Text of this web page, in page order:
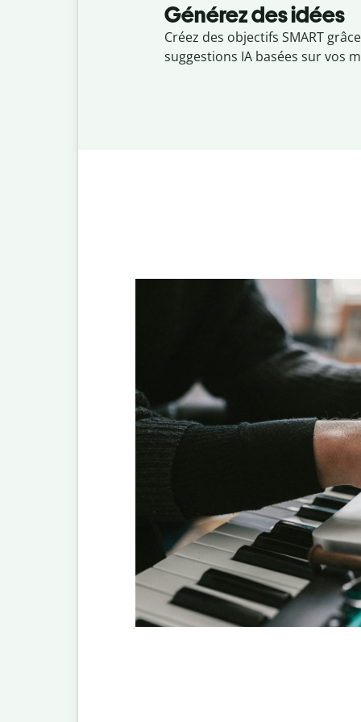
Générez des idées
Créez des objectifs SMART
suggestions IA basées sur vos